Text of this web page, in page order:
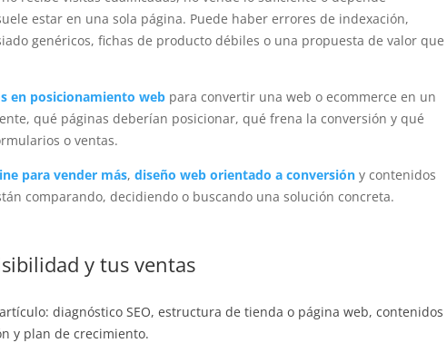
estar en una sola página. Puede haber errores de indexación,
genéricos, fichas de producto débiles o una propuesta de valor que
en posicionamiento web para convertir una web o ecommerce en un
qué páginas deberían posicionar, qué frena la conversión y qué
o ventas.
para vender más,diseño web orientado a conversión y contenidos
comparando, decidiendo o buscando una solución concreta.
y tus ventas
diagnóstico SEO, estructura de tienda o página web, contenidos
y plan de crecimiento.